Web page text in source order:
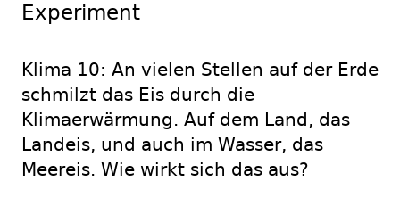
Experiment
Klima 10: An vielen Stellen auf der Erde
schmilzt das Eis durch die
Klimaerwärmung. Auf dem Land, das
Landeis, und auch im Wasser, das
Meereis. Wie wirkt sich das aus?